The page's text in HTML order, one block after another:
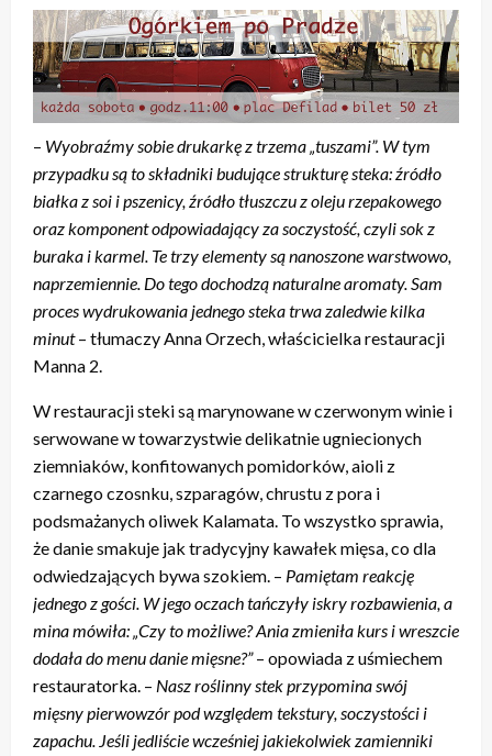
– Wyobraźmy sobie drukarkę z trzema „tuszami”. W tym
przypadku są to składniki budujące strukturę steka: źródło
białka z soi i pszenicy, źródło tłuszczu z oleju rzepakowego
oraz komponent odpowiadający za soczystość, czyli sok z
buraka i karmel. Te trzy elementy są nanoszone warstwowo,
naprzemiennie. Do tego dochodzą naturalne aromaty. Sam
proces wydrukowania jednego steka trwa zaledwie kilka
minut– tłumaczy Anna Orzech, właścicielka restauracji
Manna 2.
W restauracji steki są marynowane w czerwonym winie i
serwowane w towarzystwie delikatnie ugniecionych
ziemniaków, konfitowanych pomidorków, aioli z
czarnego czosnku, szparagów, chrustu z pora i
podsmażanych oliwek Kalamata. To wszystko sprawia,
że danie smakuje jak tradycyjny kawałek mięsa, co dla
odwiedzających bywa szokiem. – Pamiętam reakcję
jednego z gości. W jego oczach tańczyły iskry rozbawienia, a
mina mówiła: „Czy to możliwe? Ania zmieniła kurs i wreszcie
dodała do menu danie mięsne?”– opowiada z uśmiechem
restauratorka. – Nasz roślinny stek przypomina swój
mięsny pierwowzór pod względem tekstury, soczystości i
zapachu. Jeśli jedliście wcześniej jakiekolwiek zamienniki